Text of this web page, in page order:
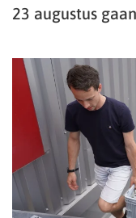
23 augustus